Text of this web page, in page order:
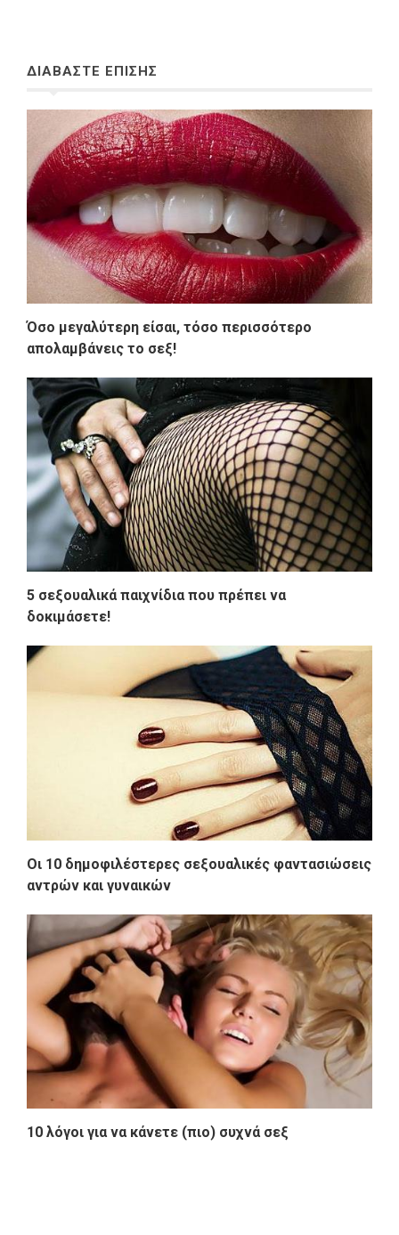
ΔΙΑΒΑΣΤΕ ΕΠΙΣΗΣ
Όσο μεγαλύτερη είσαι, τόσο περισσότερο
απολαμβάνεις το σεξ!
5 σεξουαλικά παιχνίδια που πρέπει να
δοκιμάσετε!
Οι 10 δημοφιλέστερες σεξουαλικές φαντασιώσεις
αντρών και γυναικών
10 λόγοι για να κάνετε (πιο) συχνά σεξ